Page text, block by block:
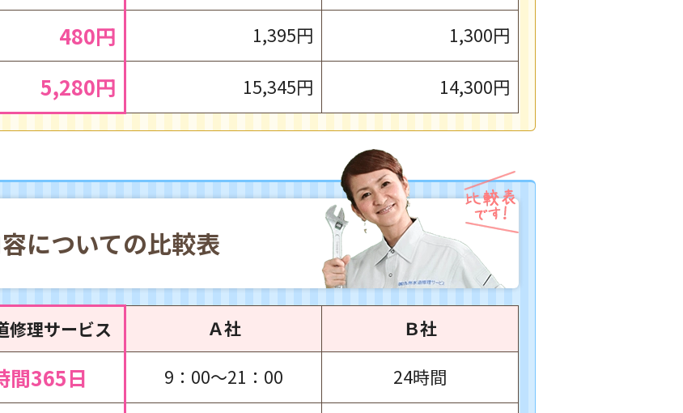
480円 1,395円 1,300円
5,280円 15,345円 14,300円
についての比較表
修理サービス Ａ社
Ｂ社
間365日 9：00～21：00 24時間